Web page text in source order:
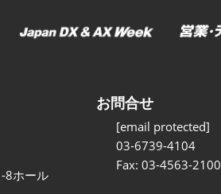
8ホール
お問合せ
[email protected]
03-6739-4104
Fax: 03-4563-2100